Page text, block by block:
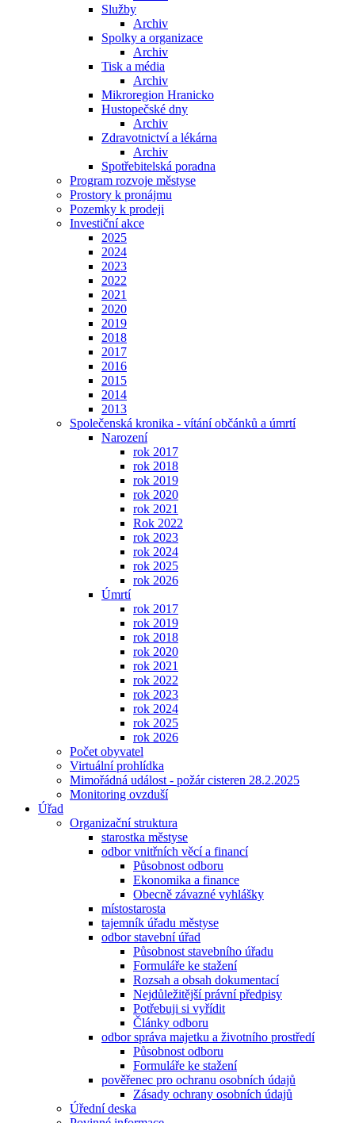
Služby
Archiv
Spolky a organizace
Archiv
Tisk a média
Archiv
Mikroregion Hranicko
Hustopečské dny
Archiv
Zdravotnictví a lékárna
Archiv
Spotřebitelská poradna
Program rozvoje městyse
Prostory k pronájmu
Pozemky k prodeji
Investiční akce
2025
2024
2023
2022
2021
2020
2019
2018
2017
2016
2015
2014
2013
Společenská kronika - vítání občánků a úmrtí
Narození
rok 2017
rok 2018
rok 2019
rok 2020
rok 2021
Rok 2022
rok 2023
rok 2024
rok 2025
rok 2026
Úmrtí
rok 2017
rok 2019
rok 2018
rok 2020
rok 2021
rok 2022
rok 2023
rok 2024
rok 2025
rok 2026
Počet obyvatel
Virtuální prohlídka
Mimořádná událost - požár cisteren 28.2.2025
Monitoring ovzduší
Úřad
Organizační struktura
starostka městyse
odbor vnitřních věcí a financí
Působnost odboru
Ekonomika a finance
Obecně závazné vyhlášky
místostarosta
tajemník úřadu městyse
odbor stavební úřad
Působnost stavebního úřadu
Formuláře ke stažení
Rozsah a obsah dokumentací
Nejdůležitější právní předpisy
Potřebuji si vyřídit
Články odboru
odbor správa majetku a životního prostředí
Působnost odboru
Formuláře ke stažení
pověřenec pro ochranu osobních údajů
Zásady ochrany osobních údajů
Úřední deska